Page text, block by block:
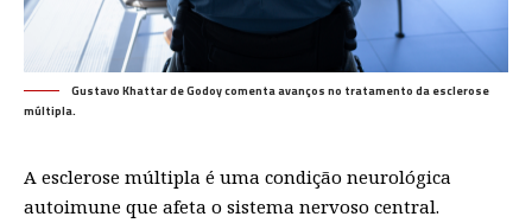
Gustavo Khattar de Godoy comenta avanços no tratamento da esclerose
múltipla.
A esclerose múltipla é uma condição neurológica
autoimune que afeta o sistema nervoso central.